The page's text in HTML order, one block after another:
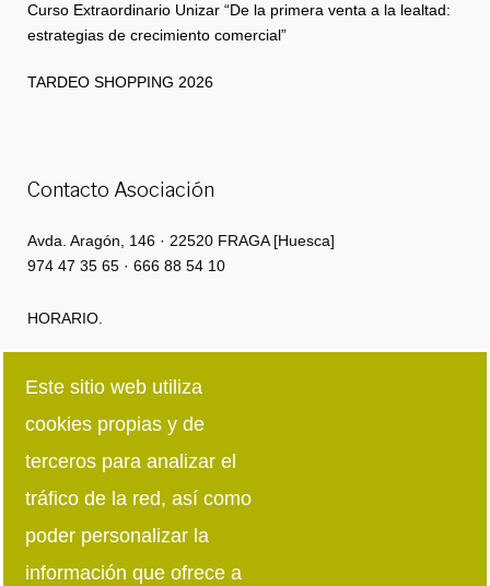
Curso Extraordinario Unizar “De la primera venta a la lealtad:
estrategias de crecimiento comercial”
TARDEO SHOPPING 2026
Contacto Asociación
Avda. Aragón, 146 · 22520 FRAGA [Huesca]
974 47 35 65 · 666 88 54 10
HORARIO.
Viernes: 8:00h · 15:00h
Síguenos en redes sociales
Este sitio web utiliza
cookies propias y de
terceros para analizar el
tráfico de la red, así como
poder personalizar la
información que ofrece a